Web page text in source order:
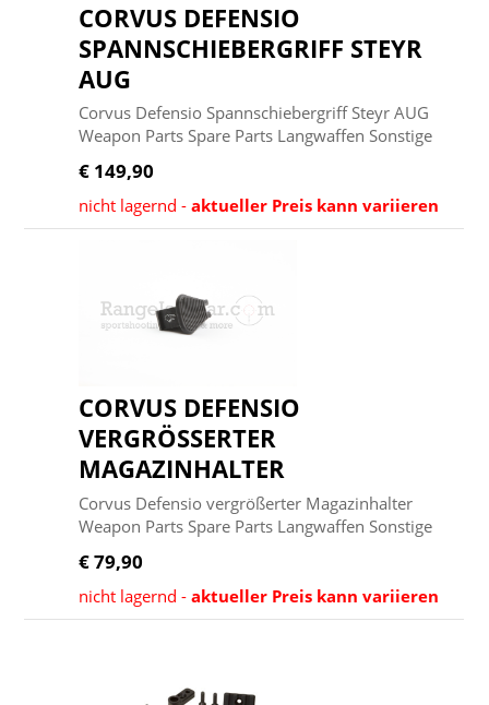
CORVUS DEFENSIO
SPANNSCHIEBERGRIFF STEYR
AUG
Corvus Defensio Spannschiebergriff Steyr AUG
Weapon Parts Spare Parts Langwaffen Sonstige
€ 149,90
nicht lagernd -aktueller Preis kann variieren
CORVUS DEFENSIO
VERGRÖSSERTER M
AGAZINHALTER
Corvus Defensio vergrößerter Magazinhalter
Weapon Parts Spare Parts Langwaffen Sonstige
€ 79,90
nicht lagernd -aktueller Preis kann variieren